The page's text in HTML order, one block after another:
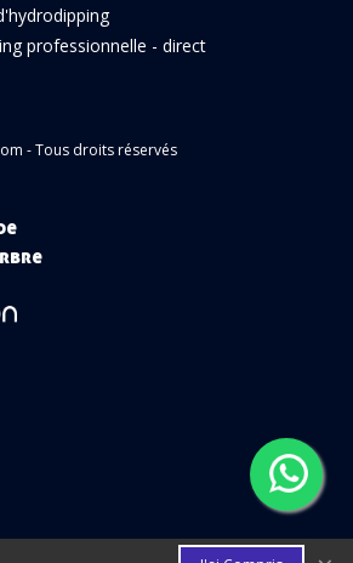
professionnelle - direct
- Tous droits réservés